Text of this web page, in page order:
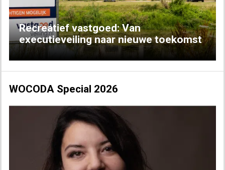
Recreatief vastgoed: Van
executieveiling naar nieuwe toekomst
WOCODA Special 2026